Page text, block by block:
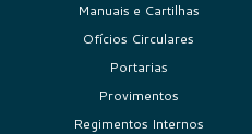
Manuais e Cartilhas
Ofícios Circulares
Portarias
Provimentos
Regimentos Internos